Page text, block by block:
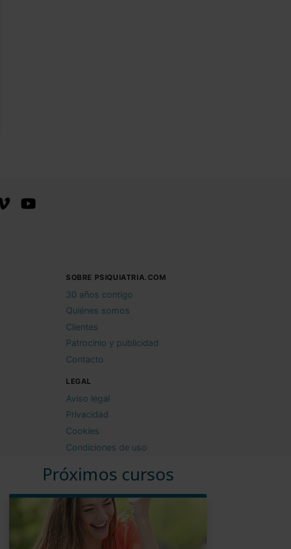
Próximos cursos
SOBRE PSIQUIATRIA.COM
30 años contigo
Quiénes somos
Clientes
Patrocinio y publicidad
Contacto
LEGAL
Aviso legal
Privacidad
Cookies
Condiciones de uso